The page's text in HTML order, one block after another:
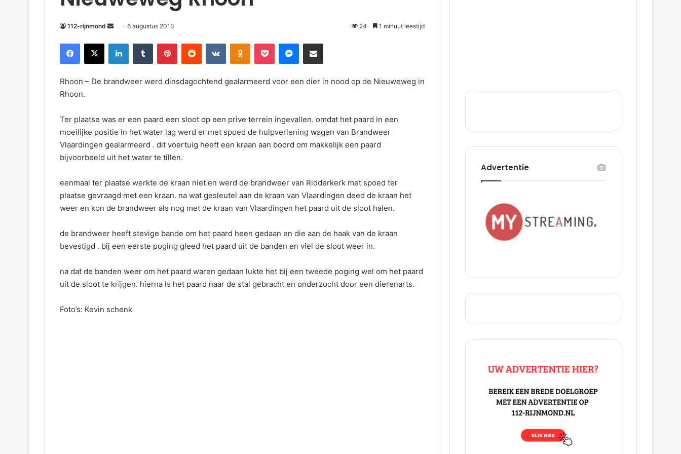
112-rijnmond 6 augustus 2013 24 1 minuut leestijd
Facebook X LinkedIn Tumblr Pinterest Reddit VKontakte Odnoklassniki Pocket Messenger Deel via E-mail
Rhoon – De brandweer werd dinsdagochtend gealarmeerd voor een dier in nood op de Nieuweweg in
Rhoon.
Ter plaatse was er een paard een sloot op een prive terrein ingevallen. omdat het paard in een
moeilijke positie in het water lag werd er met spoed de hulpverlening wagen van Brandweer
Vlaardingen gealarmeerd . dit voertuig heeft een kraan aan boord om makkelijk een paard
bijvoorbeeld uit het water te tillen.
eenmaal ter plaatse werkte de kraan niet en werd de brandweer van Ridderkerk met spoed ter
plaatse gevraagd met een kraan. na wat gesleutel aan de kraan van Vlaardingen deed de kraan het
weer en kon de brandweer als nog met de kraan van Vlaardingen het paard uit de sloot halen.
de brandweer heeft stevige bande om het paard heen gedaan en die aan de haak van de kraan
bevestigd . bij een eerste poging gleed het paard uit de banden en viel de sloot weer in.
na dat de banden weer om het paard waren gedaan lukte het bij een tweede poging wel om het paard
uit de sloot te krijgen. hierna is het paard naar de stal gebracht en onderzocht door een dierenarts.
Foto’s: Kevin schenk
Advertentie